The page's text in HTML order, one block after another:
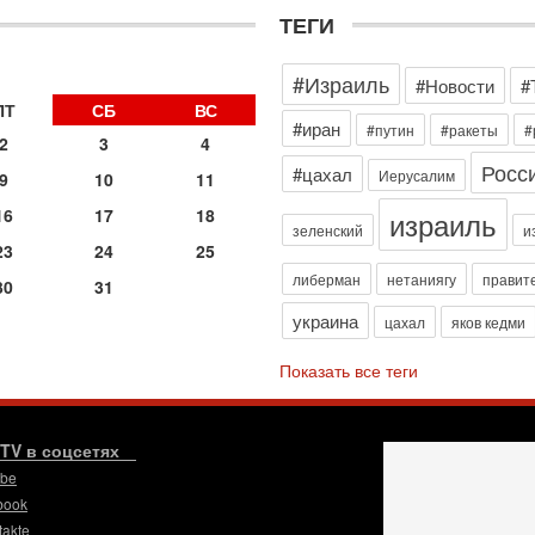
В
В
СБ
ВС
2 3
4
9 10
11
17
18
24
25
31
ТЕГИ
#Израиль
#Новости
#иран
#путин #ракеты
#цахал Иерусалим
зеленский израиль
либерман нетаниягу
украина цахал яков кедми
Показать все теги
в соцсетях